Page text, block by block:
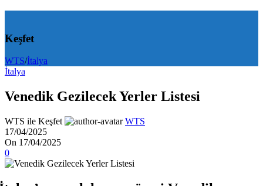
Keşfet
WTS/İtalya
İtalya
Venedik Gezilecek Yerler Listesi
WTS ile Keşfet
WTS
17/04/2025
On 17/04/2025
0